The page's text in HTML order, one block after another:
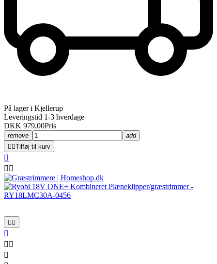
På lager i Kjellerup
Leveringstid 1-3 hverdage
DKK 979,00Pris
remove
add
 Tilføj til kurv

 
 

 
